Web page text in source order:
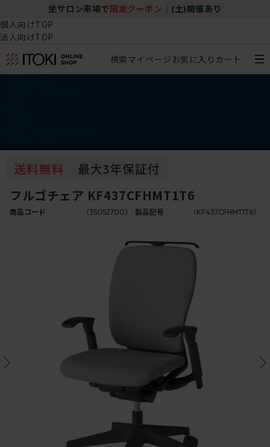
坐サロン来場で 限定クーポン (土)開催あり
個人向けTOP
法人向けTOP
検索マイページ お気に入り カート
フルゴチェア KF437CFHMT1T6
商品コード （35052700） 製品記号 （KF437CFHMT1T6）